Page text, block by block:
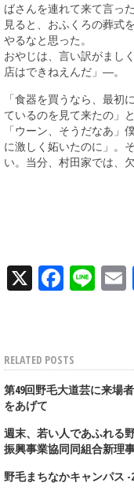
ばさんを連れて来て言っ
見ると、おふくろの葬式
やるなと思った。
おやじは、言い訳がまし
店はできねえんだ」―。
「食器を買うなら、最初
ているのを見て来たの」
「ウーン、そうだなあ」
に激しく妬いたのに」。
い。当分、村田家では、
X
RELATED POSTS
第49回野毛大道芸に来場
をあげて
週末、若い人であふれる
振興事業協同同組合新理
野毛まちなかキャンパス